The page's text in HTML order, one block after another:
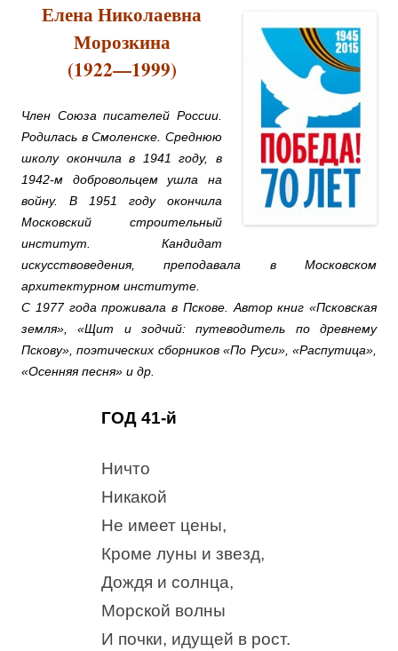
Елена Николаевна
Морозкина
(1922—1999)
Член Союза писателей России.
Родилась в Смоленске. Среднюю
школу окончила в 1941 году, в
1942-м добровольцем ушла на
войну. В 1951 году окончила
Московский строительный
институт. Кандидат
искусствоведения, преподавала в Московском
архитектурном институте.
С 1977 года проживала в Пскове. Автор книг «Псковская
земля», «Щит и зодчий: путеводитель по древнему
Пскову», поэтических сборников «По Руси», «Распутица»,
«Осенняя песня» и др.
ГОД 41-й
Ничто
Никакой
Не имеет цены,
Кроме луны и звезд,
Дождя и солнца,
Морской волны
И почки, идущей в рост.